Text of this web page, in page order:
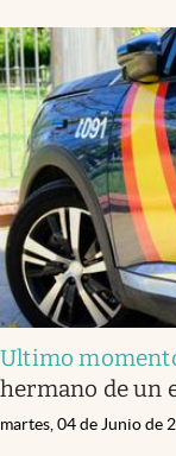
Ultimo
hermano de un
martes, 04 de Junio de